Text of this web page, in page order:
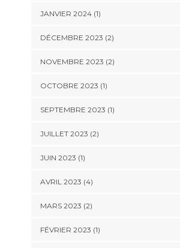
JANVIER 2024(1)
DÉCEMBRE 2023 (2)
NOVEMBRE 2023 (2)
OCTOBRE 2023 (1)
SEPTEMBRE 2023 (1)
JUILLET 2023 (2)
JUIN 2023 (1)
AVRIL 2023 (4)
MARS 2023 (2)
FÉVRIER 2023 (1)